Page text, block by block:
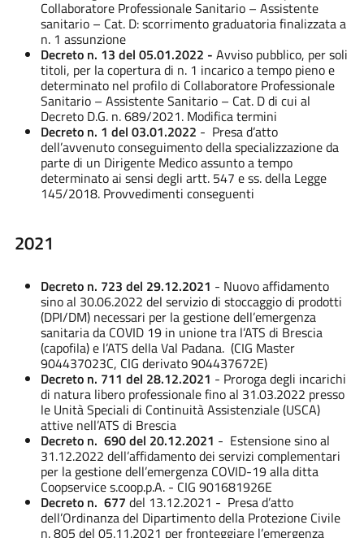
Collaboratore Professionale Sanitario – Assistente
sanitario – Cat. D: scorrimento graduatoria finalizzata a
n. 1 assunzione
Decreto n. 13 del 05.01.2022 - Avviso pubblico, per soli
titoli, per la copertura di n. 1 incarico a tempo pieno e
determinato nel profilo di Collaboratore Professionale
Sanitario – Assistente Sanitario – Cat. D di cui al
Decreto D.G. n. 689/2021. Modifica termini
Decreto n. 1 del 03.01.2022 - Presa d’atto
dell’avvenuto conseguimento della specializzazione da
parte di un Dirigente Medico assunto a tempo
determinato ai sensi degli artt. 547 e ss. della Legge
145/2018. Provvedimenti conseguenti
2021
Decreto n. 723 del 29.12.2021 - Nuovo affidamento
sino al 30.06.2022 del servizio di stoccaggio di prodotti
(DPI/DM) necessari per la gestione dell’emergenza
sanitaria da COVID 19 in unione tra l’ATS di Brescia
(capofila) e l’ATS della Val Padana. (CIG Master
904437023C, CIG derivato 904437672E)
Decreto n. 711 del 28.12.2021 - Proroga degli incarichi
di natura libero professionale fino al 31.03.2022 presso
le Unità Speciali di Continuità Assistenziale (USCA)
attive nell’ATS di Brescia
Decreto n. 690del 20.12.2021 - Estensione sino al
31.12.2022 dell’affidamento dei servizi complementari
per la gestione dell’emergenza COVID-19 alla ditta
Coopservice s.coop.p.A. - CIG 901681926E
Decreto n. 677 del 13.12.2021 - Presa d’atto
dell’Ordinanza del Dipartimento della Protezione Civile
n. 805 del 05.11.2021 per fronteggiare l’emergenza